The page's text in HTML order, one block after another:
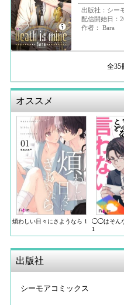
出版社：シー
配信開始日：
作者： Bara
全35
オススメ
煩わしい日々にさようなら 1
◯◯はそん
1
出版社
シーモアコミックス